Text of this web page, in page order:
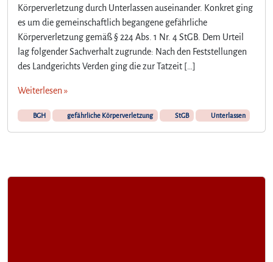
Körperverletzung durch Unterlassen auseinander. Konkret ging
es um die gemeinschaftlich begangene gefährliche
Körperverletzung gemäß § 224 Abs. 1 Nr. 4 StGB. Dem Urteil
lag folgender Sachverhalt zugrunde: Nach den Feststellungen
des Landgerichts Verden ging die zur Tatzeit […]
Weiterlesen »
BGH gefährliche Körperverletzung StGB Unterlassen